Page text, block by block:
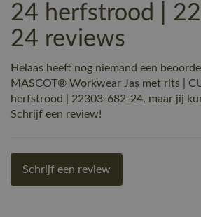
24 herfstrood |
24 reviews
Helaas heeft nog niemand een
MASCOT® Workwear Jas met rits |
herfstrood | 22303-682-24, maar jij
Schrijf een review!
Schrijf een review